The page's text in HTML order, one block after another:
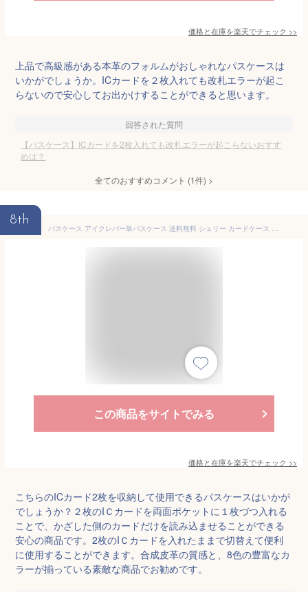
価格と在庫を楽天でチェック >>
上品で高級感がある本革のフォルムがおしゃれなパスケースは
いかがでしょうか。ICカードを２枚入れても改札エラーが起こ
らないので安心してお出かけすることができると思います。
回答された質問
【パスケース】ICカードを2枚入れても改札エラーが起こらないおすす
めは？
全てのおすすめコメント (1件) >
8th
パスケース アイクレバー単パスケース 送料無料 シェリー カードケース スキミング対策 改札エラー 定期入れ ICカード SY-IC013 shelly カードホルダー エラー防止 IC乗車券 2枚
この商品をサイトでみる
価格と在庫を楽天でチェック >>
こちらのICカード2枚を収納して使用できるパスケースはいかが
でしょうか？２枚のIＣカードを両面ポケットに１枚づつ入れる
ことで、かざした側のカードだけを読み込ませることができる
安心の商品です。2枚のIＣカードを入れたままで切替えて便利
に使用することができます。合成皮革の質感と、8色の豊富なカ
ラーが揃っている素敵な商品でお勧めです。